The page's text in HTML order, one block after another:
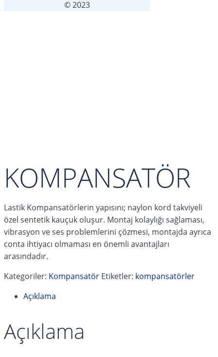
© 2023
KOMPANSATÖR
Lastik Kompansatörlerin yapısını; naylon kord takviyeli
özel sentetik kauçuk oluşur. Montaj kolaylığı sağlaması,
vibrasyon ve ses problemlerini çözmesi, montajda ayrıca
conta ihtiyacı olmaması en önemli avantajları
arasındadır.
Kategoriler: Kompansatör Etiketler: kompansatörler
Açıklama
Açıklama